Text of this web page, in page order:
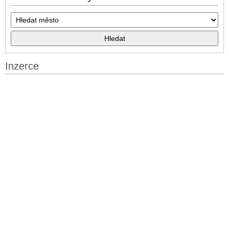
Inzerce